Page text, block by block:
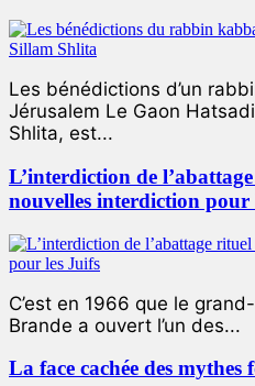
Les bénédictions d’un
Jérusalem Le Gaon
Shlita, est...
L’interdiction de
nouvelles interdiction pour
C’est en 1966 que le
Brande a ouvert l’un des...
La face cachée des mythes